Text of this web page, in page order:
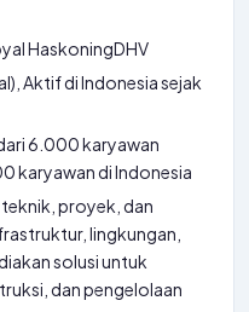
HaskoningDHV
Aktif di Indonesia sejak
6.000 karyawan
karyawan di Indonesia
proyek, dan
lingkungan,
solusi untuk
dan pengelolaan